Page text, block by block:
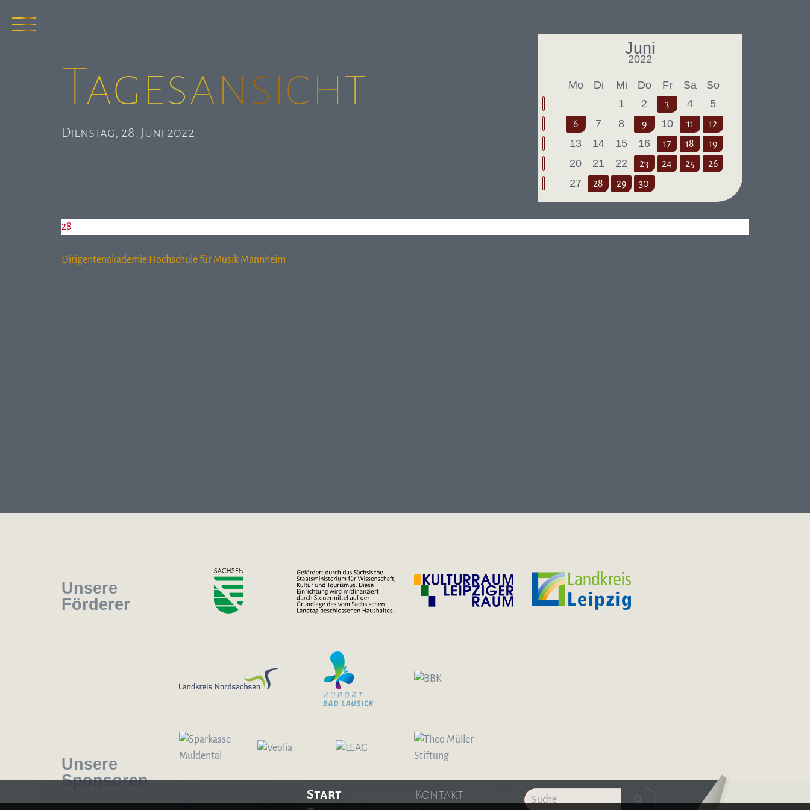
Start
Kontakt
Logo – Deutsche Bläserakademie
Tages­ansicht
Dienstag, 28. Juni 2022
Juni
2022
Mo Di Mi Do Fr Sa
So
1
2 3 4 5
6 7 8 9 10 11 12
13 14 15 16 17 18 19
20 21 22 23 24 25 26
27 28 29 30
28
Dirigentenakademie Hochschule für Musik Mannheim
Unsere
Förderer
Unsere
Sponsoren